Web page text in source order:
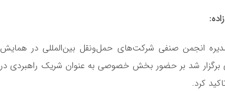
انجمن صنفی شرکت‌های حمل‌ونقل بین‌المللی در همایش
برگزار شد بر حضور بخش خصوصی به عنوان شریک راهبردی در
کرد.